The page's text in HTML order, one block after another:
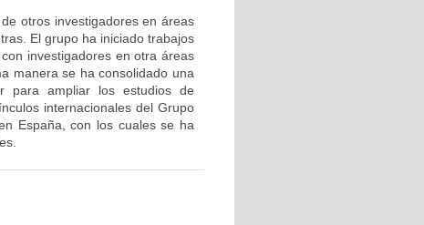
otros investigadores en áreas
El grupo ha iniciado trabajos
investigadores en otra áreas
manera se ha consolidado una
para ampliar los estudios de
internacionales del Grupo
España, con los cuales se ha